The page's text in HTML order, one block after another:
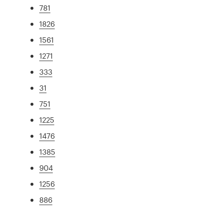
781
1826
1561
1271
333
31
751
1225
1476
1385
904
1256
886